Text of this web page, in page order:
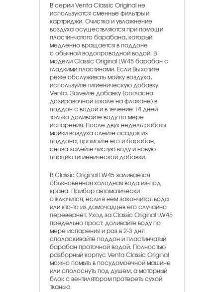
В серии Venta Classic Original не
используются сменные фильтры и
картриджи. Очистка и увлажнение
воздуха осуществляются при помощи
пластинчатого барабана, который
медленно вращается в поддоне
с обычной водопроводной водой. В
модели Classic Original LW45 барабан с
гладкими пластинами. Если Вы хотите
реже обслуживать мойку воздуха,
используйте гигиеническую добавку
Ventа. Залейте добавку (согласно
дозировочной шкале на флаконе) в
поддон с водой и в течение 14 дней
только доливайте воду по мере
испарения. После двух недель работы
мойки воздуха слейте осадок из
поддона, промойте его и барабан,
снова залейте чистую воду и новую
порцию гигиенической добавки.
В Classic Original LW45 заливается
обыкновенная холодная вода из-под
крана. Прибор автоматически
отключится, если в нем закончится вода
или кто-то из домочадцев его случайно
перевернет. Уход за Classic Original LW45
предельно прост: доливайте воду по
мере испарения и раз в 2-3 дня
споласкивайте поддон и пластинчатый
барабан проточной водой. Полностью
разборный корпус Venta Classic Original
можно помыть в посудомоечной машине
или сполоснуть под душем, а моторный
блок с вентилятором протереть сухой
тканью.